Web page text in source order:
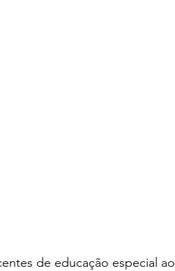
de educação especial ao